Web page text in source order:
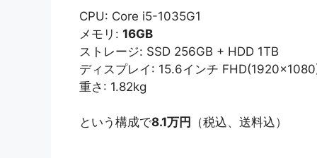
CPU: Core i5-1035G1
メモリ: 16GB
ストレージ: SSD 256GB + HDD 1TB
ディスプレイ: 15.6インチ
重さ: 1.82kg
という構成で8.1万円 （税込、送料込）